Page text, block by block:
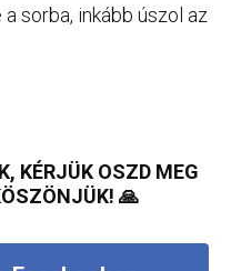
sorba, inkább úszol az
KÉRJÜK OSZD MEG
🙏